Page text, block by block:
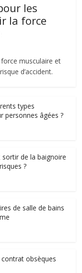
les
la force
musculaire et
d’accident.
types
personnes âgées ?
de la baignoire
?
de salle de bains
obsèques